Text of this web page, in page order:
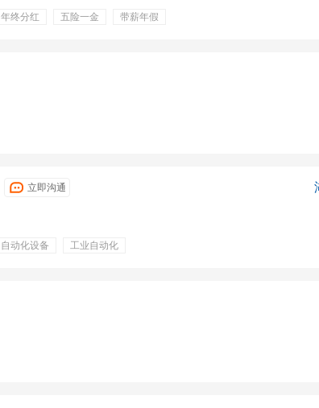
年终分红 五险一金
带薪年假
立即沟通
自动化设备
工业自动化